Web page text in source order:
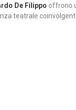
De Filippo offrono
teatrale